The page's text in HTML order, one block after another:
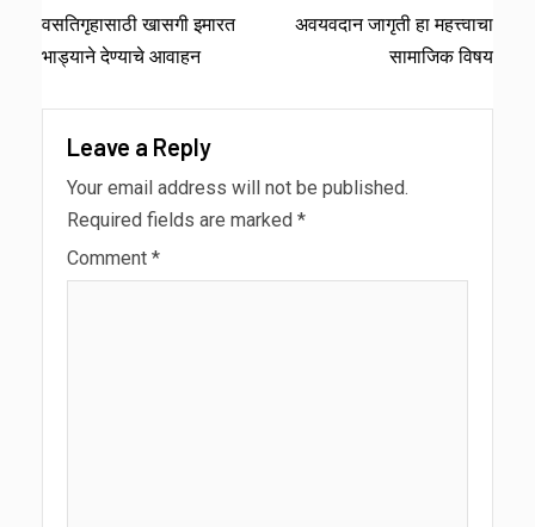
वसतिगृहासाठी खासगी इमारत
भाड्याने देण्याचे आवाहन
अवयवदान जागृती हा महत्त्वाचा
सामाजिक विषय
Leave a Reply
Your email address will not be published.
Required fields are marked *
Comment *